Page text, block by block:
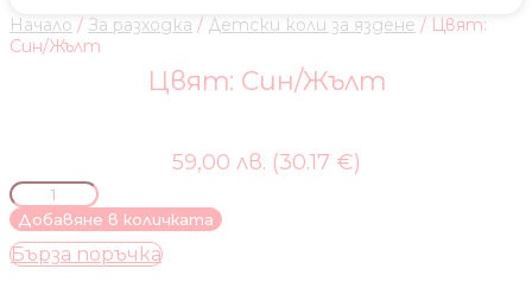
Начало / За разходка / Детски коли за яздене / Цвят:
Син/Жълт
Цвят: Син/Жълт
59,00 лв. (30.17 €)
количество
за
Цвят:
Син/
Добавяне в количката
Бърза поръчка